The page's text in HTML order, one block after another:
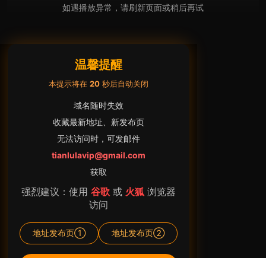
如遇播放异常，请刷新页面或稍后再试
温馨提醒
本提示将在 20 秒后自动关闭
域名随时失效
收藏最新地址、新发布页
无法访问时，可发邮件
tianlulavip@gmail.com
获取
强烈建议：使用 谷歌 或 火狐 浏览器
访问
地址发布页① 地址发布页②